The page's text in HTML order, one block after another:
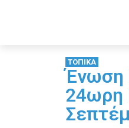
ΤΟΠΙΚΑ
Ένωση
24ωρη